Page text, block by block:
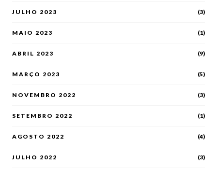
JULHO 2023 (3)
MAIO 2023 (1)
ABRIL 2023 (9)
MARÇO 2023 (5)
NOVEMBRO 2022 (3)
SETEMBRO 2022 (1)
AGOSTO 2022 (4)
JULHO 2022 (3)